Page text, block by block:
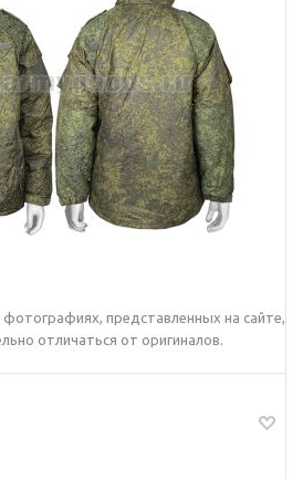
представленных на сайте,
отличаться от оригиналов.